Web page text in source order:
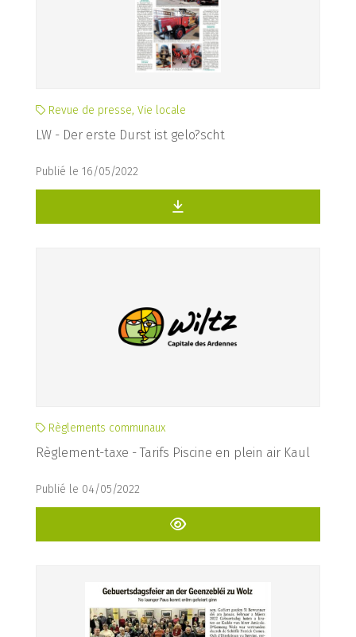
Revue de presse, Vie locale
LW - Der erste Durst ist gelo?scht
Publié le 16/05/2022
Règlements communaux
Règlement-taxe - Tarifs Piscine en plein air Kaul
Publié le 04/05/2022